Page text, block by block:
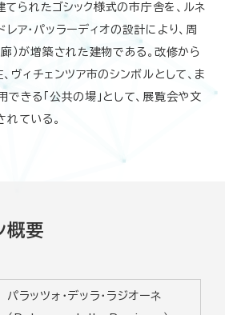
れたゴシック様式の市庁舎を、ルネ
ア・パッラーディオの設計により、周
）が増築された建物である。改修から
ィチェンツア市のシンボルとして、ま
できる「公共の場」として、展覧会や文
れている。
概要
パラッツォ・デッラ・ラジオーネ